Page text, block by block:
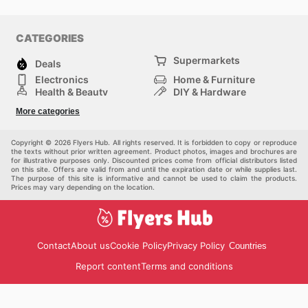
CATEGORIES
Deals
Supermarkets
Electronics
Home & Furniture
Health & Beauty
DIY & Hardware
Auto & Moto
More categories
Copyright © 2026 Flyers Hub. All rights reserved. It is forbidden to copy or reproduce
the texts without prior written agreement. Product photos, images and brochures are
for illustrative purposes only. Discounted prices come from official distributors listed
on this site. Offers are valid from and until the expiration date or while supplies last.
The purpose of this site is informative and cannot be used to claim the products.
Prices may vary depending on the location.
ContactAbout usCookie PolicyPrivacy Policy Countries
Report contentTerms and conditions